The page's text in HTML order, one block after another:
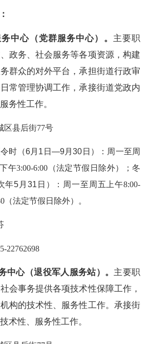
中心（党群服务中心）。 主要职
政务、社会服务等各项资源，构建
群众的对外平台，承担街道行政审
常管理协调工作，承接街道党政内
务性工作。
县后街77号
时（6月1日—9月30日）：周一至周
下午3:00-6:00（法定节假日除外）； 冬
5月31日）：周一至周五 上午8:00-
（法定节假日除外）。
中心（退役军人服务站）。 主要职
会事务提供各项技术性保障工作，
构的技术性、服务性工作。承接街
术性、服务性工作。